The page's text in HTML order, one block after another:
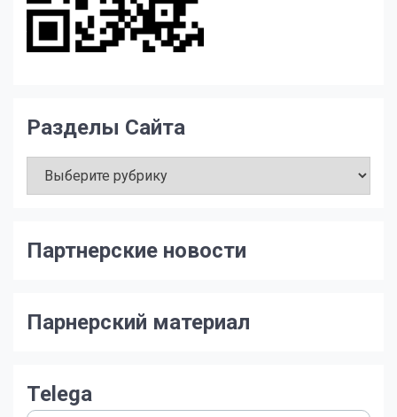
Разделы Сайта
Сайта
Партнерские новости
Парнерский материал
Telega